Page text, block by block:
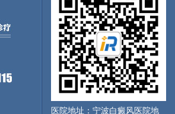
医院地址：宁波白癜风医院地